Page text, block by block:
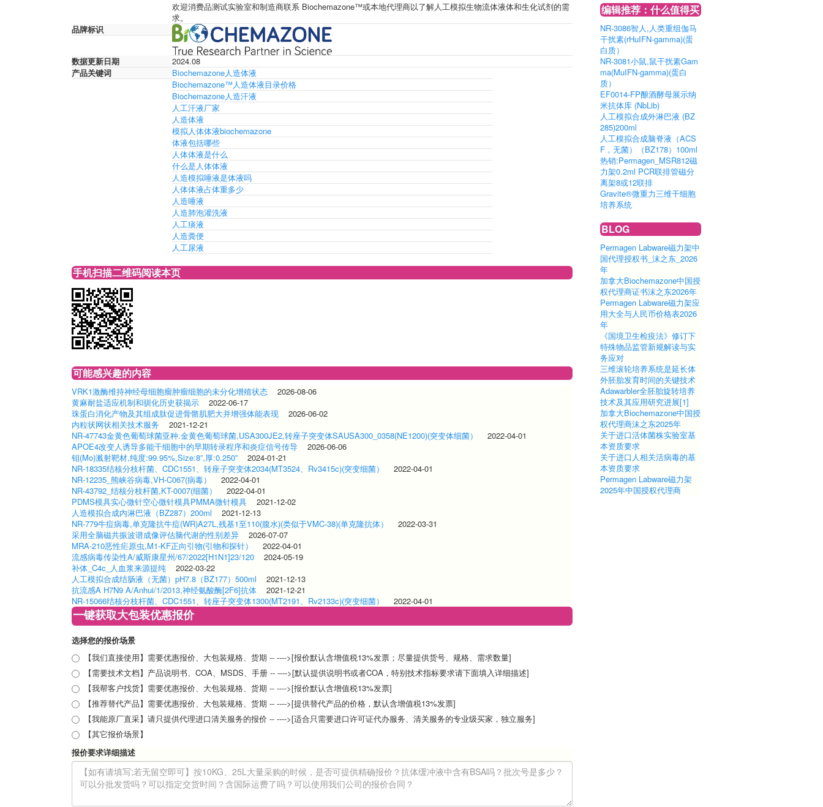
欢迎消费品测试实验室和制造商联系 Biochemazone™或本地代理商以了解人工模拟生物流体液体和生化试剂的需
求。
品牌标识
数据更新日期
2024.08
产品关键词
Biochemazone人造体液
Biochemazone™人造体液目录价格
Biochemazone人造汗液
人工汗液厂家
人造体液
模拟人体体液biochemazone
体液包括哪些
人体体液是什么
什么是人体体液
人造模拟唾液是体液吗
人体体液占体重多少
人造唾液
人造肺泡灌洗液
人工痰液
人造粪便
人工尿液
手机扫描二维码阅读本页
可能感兴趣的内容
VRK1激酶维持神经母细胞瘤肿瘤细胞的未分化增殖状态
2026-08-06
黄麻耐盐适应机制和驯化历史获揭示
2022-06-17
珠蛋白消化产物及其组成肽促进骨骼肌肥大并增强体能表现
2026-06-02
内粒状网状相关技术服务
2021-12-21
NR-47743金黄色葡萄球菌亚种.金黄色葡萄球菌,USA300JE2,转座子突变体SAUSA300_0358(NE1200)(突变体细菌）
2022-04-01
APOE4改变人诱导多能干细胞中的早期转录程序和炎症信号传导
2026-06-06
钼(Mo)溅射靶材,纯度:99.95%,Size:8”,厚:0.250”
2024-01-21
NR-18335结核分枝杆菌、CDC1551、转座子突变体2034(MT3524、Rv3415c)(突变细菌）
2022-04-01
NR-12235_熊峡谷病毒,VH-C067(病毒）
2022-04-01
NR-43792_结核分枝杆菌,KT-0007(细菌）
2022-04-01
PDMS模具实心微针空心微针模具PMMA微针模具
2021-12-02
人造模拟合成内淋巴液（BZ287）200ml
2021-12-13
NR-779牛痘病毒,单克隆抗牛痘(WR)A27L,残基1至110(腹水)(类似于VMC-38)(单克隆抗体）
2022-03-31
采用全脑磁共振波谱成像评估脑代谢的性别差异
2026-07-07
MRA-210恶性疟原虫,M1-KF正向引物(引物和探针）
2022-04-01
流感病毒传染性A/威斯康星州/67/2022[H1N1]23/120
2024-05-19
补体_C4c_人血浆来源提纯
2022-03-22
人工模拟合成结肠液（无菌）pH7.8（BZ177）500ml
2021-12-13
抗流感A H7N9 A/Anhui/1/2013,神经氨酸酶[2F6]抗体
2021-12-21
NR-15066结核分枝杆菌、CDC1551、转座子突变体1300(MT2191、Rv2133c)(突变细菌）
2022-04-01
一键获取大包装优惠报价
选择您的报价场景
【我们直接使用】需要优惠报价、大包装规格、货期 -- ---->[报价默认含增值税13%发票；尽量提供货号、规格、需求数量]
【需要技术文档】产品说明书、COA、MSDS、手册 -- ---->[默认提供说明书或者COA，特别技术指标要求请下面填入详细描述]
【我帮客户找货】需要优惠报价、大包装规格、货期 -- ---->[报价默认含增值税13%发票]
【推荐替代产品】需要优惠报价、大包装规格、货期 -- ---->[提供替代产品的价格，默认含增值税13%发票]
【我能原厂直采】请只提供代理进口清关服务的报价 -- ---->[适合只需要进口许可证代办服务、清关服务的专业级买家，独立服务]
【其它报价场景】
报价要求详细描述
编辑推荐：什么值得买
NR-3086智人,人类重组伽马
干扰素(rHuIFN-gamma)(蛋
白质）
NR-3081小鼠,鼠干扰素Gam
ma(MuIFN-gamma)(蛋白
质）
EF0014-FP酿酒酵母展示纳
米抗体库 (NbLib)
人工模拟合成外淋巴液 (BZ
285)200ml
人工模拟合成脑脊液（ACS
F，无菌）（BZ178）100ml
热销:Permagen_MSR812磁
力架0.2ml PCR联排管磁分
离架8或12联排
Gravite®微重力三维干细胞
培养系统
BLOG
Permagen Labware磁力架中
国代理授权书_沫之东_2026
年
加拿大Biochemazone中国授
权代理商证书沫之东2026年
Permagen Labware磁力架应
用大全与人民币价格表2026
年
《国境卫生检疫法》修订下
特殊物品监管新规解读与实
务应对
三维滚轮培养系统是延长体
外胚胎发育时间的关键技术
Adawarbler全胚胎旋转培养
技术及其应用研究进展[1]
加拿大Biochemazone中国授
权代理商沫之东2025年
关于进口活体菌株实验室基
本资质要求
关于进口人相关活病毒的基
本资质要求
Permagen Labware磁力架
2025年中国授权代理商